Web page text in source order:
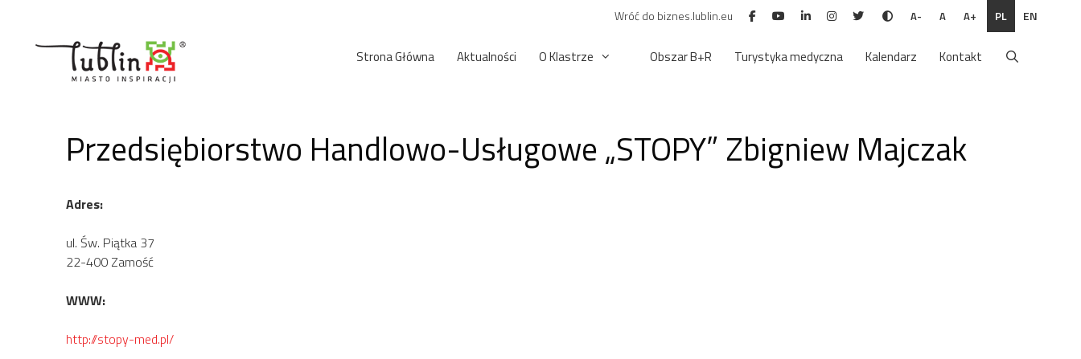
Wróć do biznes.lublin.eu A- A A+ PL EN
Strona Główna Aktualności O Klastrze Obszar B+R Turystyka medyczna Kalendarz Kontakt
Przedsiębiorstwo Handlowo-Usługowe „STOPY” Zbigniew Majczak
Adres:
ul. Św. Piątka 37
22-400 Zamość
WWW:
http://stopy-med.pl/